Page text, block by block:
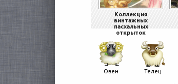
Коллекция
винтажных
пасхальных
открыток
Овен Телец